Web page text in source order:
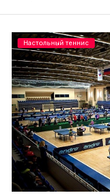
Настольный теннис